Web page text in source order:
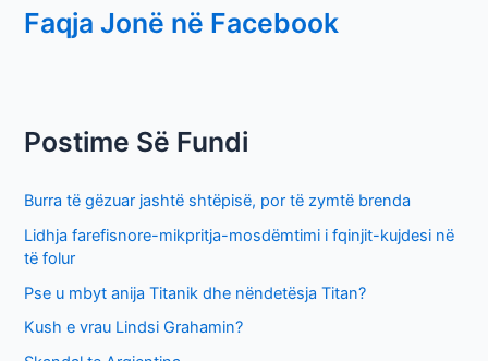
a
f
:
Faqja Jonë në Facebook
Postime Së Fundi
Burra të gëzuar jashtë shtëpisë, por të zymtë brenda
Lidhja farefisnore-mikpritja-mosdëmtimi i fqinjit-kujdesi në
të folur
Pse u mbyt anija Titanik dhe nëndetësja Titan?
Kush e vrau Lindsi Grahamin?